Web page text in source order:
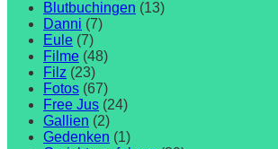
Blutbuchingen (13)
Danni (7)
Eule (7)
Filme (48)
Filz (23)
Fotos (67)
Free Jus (24)
Gallien (2)
Gedenken (1)